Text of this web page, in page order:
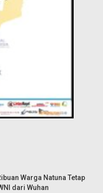
Warga Natuna Tetap
dari Wuhan